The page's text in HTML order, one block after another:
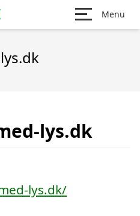
Menu
lys.dk
lys.dk/